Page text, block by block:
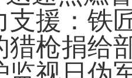
支援：铁
猎枪捐给